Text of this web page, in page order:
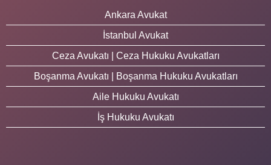
Ankara Avukat
İstanbul Avukat
Ceza Avukatı | Ceza Hukuku Avukatları
Boşanma Avukatı | Boşanma Hukuku Avukatları
Aile Hukuku Avukatı
İş Hukuku Avukatı